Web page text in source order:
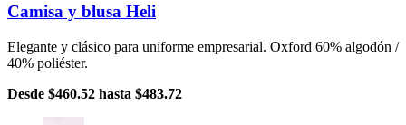
Camisa y blusa Heli
Elegante y clásico para uniforme empresarial. Oxford 60% algodón /
40% poliéster.
Desde $460.52 hasta $483.72